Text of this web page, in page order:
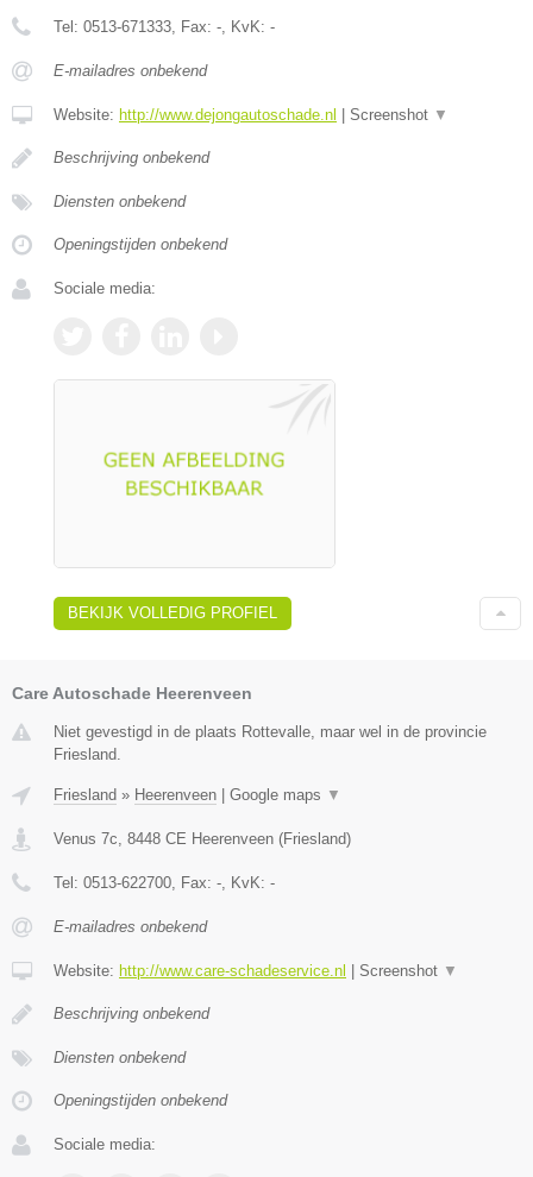
Tel: 0513-671333, Fax: -, KvK: -
E-mailadres onbekend
Website: http://www.dejongautoschade.nl Screenshot ▼
Beschrijving onbekend
Diensten onbekend
Openingstijden onbekend
Sociale media:
BEKIJK VOLLEDIG PROFIEL
Care Autoschade Heerenveen
Niet gevestigd in de plaats Rottevalle, maar wel in de provincie
Friesland.
Friesland » Heerenveen | Google maps ▼
Venus 7c 8448 CE Heerenveen (Friesland)
Tel: 0513-622700 , Fax: - , KvK: -
E-mailadres onbekend
Website: http://www.care-schadeservice.nl | Screenshot ▼
Beschrijving onbekend
Diensten onbekend
Openingstijden onbekend
Sociale media: